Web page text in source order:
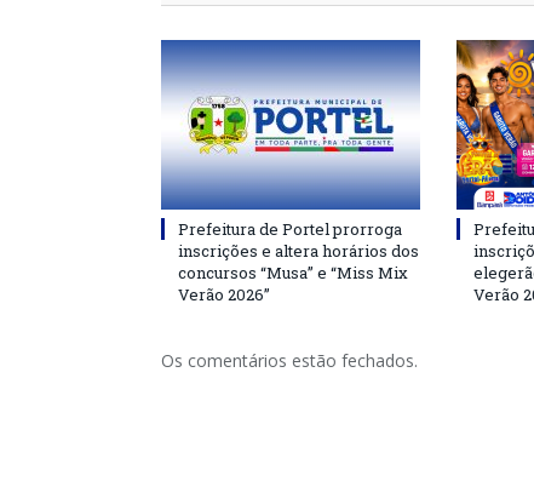
Prefeitura de Portel prorroga
inscrições e altera horários dos
concursos “Musa” e “Miss Mix
Verão 2026”
Verão
Os comentários estão fechados.